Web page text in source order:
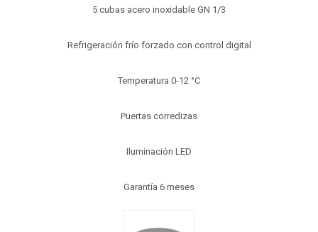
5 cubas acero inoxidable GN 1/3
Refrigeración frío forzado con control digital
Temperatura 0-12 °C
Puertas corredizas
Iluminación LED
Garantía 6 meses